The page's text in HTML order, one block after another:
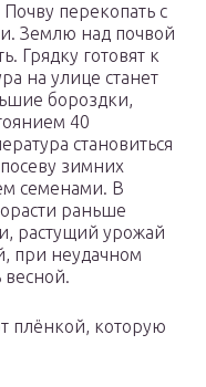
перекопать с
Землю над почвой
Грядку готовят к
на улице станет
бороздки,
40
становиться
зимних
семенами. В
раньше
растущий урожай
при неудачном
весной.
плёнкой, которую